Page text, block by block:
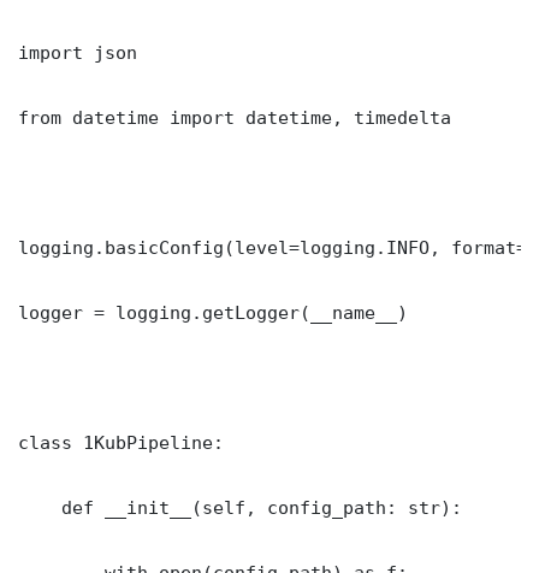
import json
from datetime import datetime, timedelta
logging.basicConfig(level=logging.INFO,
logger = logging.getLogger(__name__)
class 1KubPipeline:
    def __init__(self, config_path: str):